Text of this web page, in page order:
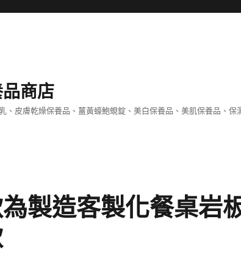
商店
、皮膚乾燥保養品、薑黃蠔鮑蜆錠、美白保養品、美肌保養品、
製造客製化餐桌岩